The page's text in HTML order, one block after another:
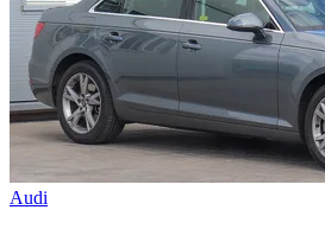
Audi